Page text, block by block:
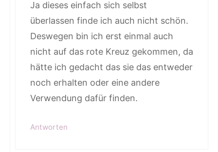
Ja dieses einfach sich selbst
überlassen finde ich auch nicht schön.
Deswegen bin ich erst einmal auch
nicht auf das rote Kreuz gekommen, da
hätte ich gedacht das sie das entweder
noch erhalten oder eine andere
Verwendung dafür finden.
Antworten